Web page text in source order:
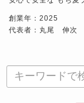
創業年：2025
代表者：丸尾 伸次